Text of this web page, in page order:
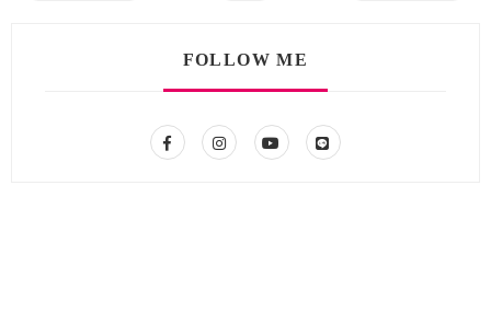
FOLLOW ME